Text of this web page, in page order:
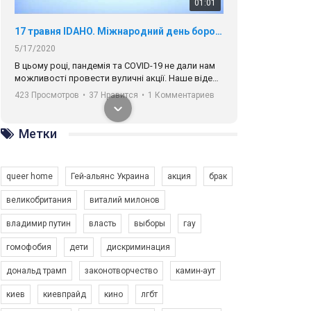
01:01
17 травня IDAHO. Міжнародний день боротьби з гомофобією трансфобією і біфобія.
5/17/2020
В цьому році, пандемія та COVІD-19 не дали нам
можливості провести вуличні акції. Наше відео-
звернення про те, що навіть коли ми у різних
містах та не можемо зустрінеться, ми разом. Ми
закликаємо всіх хто поділяє цінності рівності та
солідарності, приєднатися до нас. Регіональні
підрозділи ГАУ є в 16 областях України.
423 Просмотров • 37 Нравится • 1 Комментариев
Зупинимо насильство проти ЛГБТ в Україні! Stop violence against LGBT in Ukraine!
Емоційний та вражаючий промо-ролік на
Метки
queer home Гей-альянс Украина акция брак
великобритания виталий милонов
владимир путин власть выборы гау
гомофобия дети дискриминация
дональд трамп законотворчество камин-аут
киев киевпрайд кино лгбт